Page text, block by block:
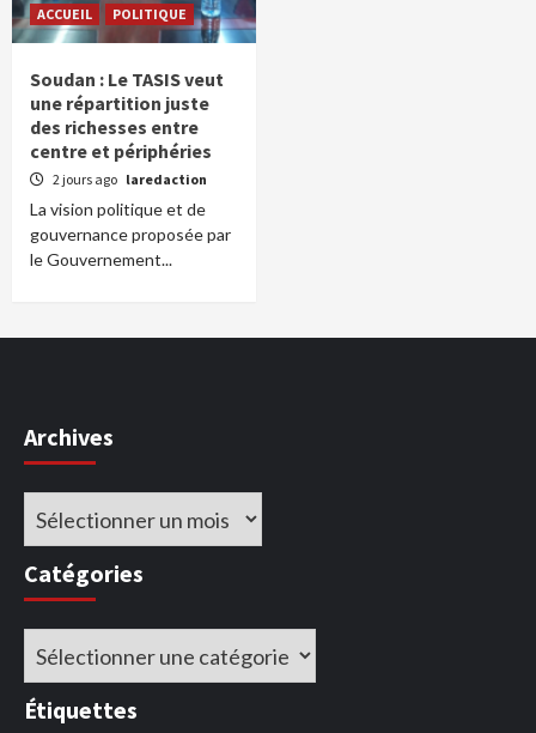
ACCUEIL POLITIQUE
Soudan : Le TASIS veut
une répartition juste
des richesses entre
centre et périphéries
2 jours ago laredaction
La vision politique et de
gouvernance proposée par
le Gouvernement...
Archives
Archives
Catégories
Catégories
Étiquettes